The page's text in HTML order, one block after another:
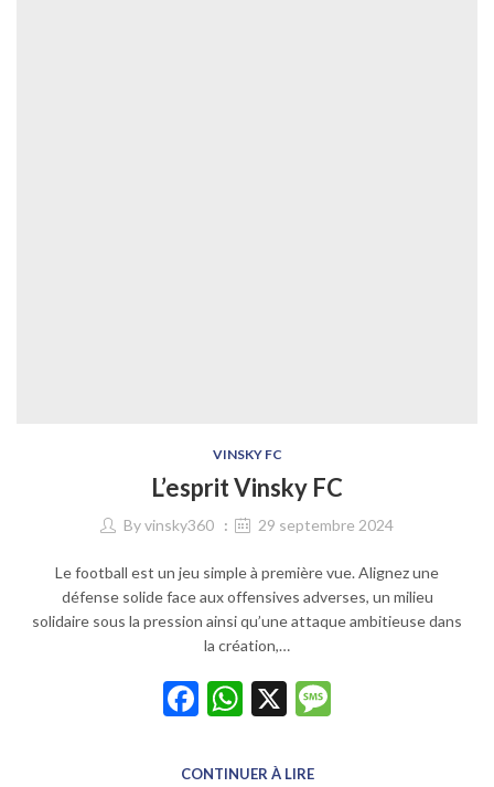
VINSKY FC
L’esprit Vinsky FC
Byvinsky360 29 septembre 2024
Le football est un jeu simple à première vue. Alignez une
défense solide face aux offensives adverses, un milieu
solidaire sous la pression ainsi qu’une attaque ambitieuse dans
la création,…
Facebook
WhatsApp
X
CONTINUER À LIRE